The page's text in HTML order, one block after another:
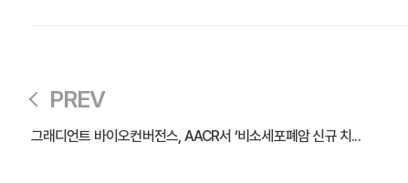
PREV
그래디언트 바이오컨버전스, AACR서 ‘비소세포폐암 신규 치...